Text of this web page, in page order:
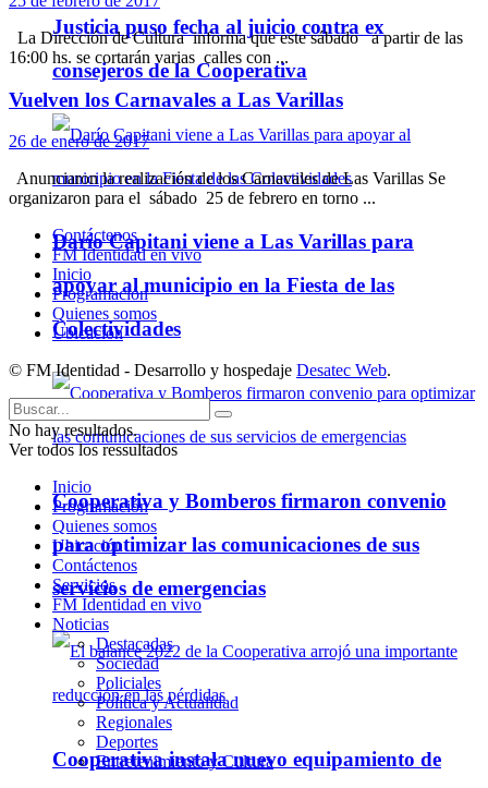
Justicia puso fecha al juicio contra ex
consejeros de la Cooperativa
Darío Capitani viene a Las Varillas para
apoyar al municipio en la Fiesta de las
Colectividades
Cooperativa y Bomberos firmaron convenio
para optimizar las comunicaciones de sus
servicios de emergencias
Cooperativa instala nuevo equipamiento de
La Dirección de Cultura informa que este sábado a partir de las
16:00 hs. se cortarán varias calles con ...
Vuelven los Carnavales a Las Varillas
26 de enero de 2017
Anunciaron la realización de los Carnavales de Las Varillas Se
organizaron para el sábado 25 de febrero en torno ...
Contáctenos
FM Identidad en vivo
Inicio
Programación
Quienes somos
Ubicación
© FM Identidad - Desarrollo y hospedaje Desatec Web.
No hay resultados.
Ver todos los ressultados
Inicio
Programación
Quienes somos
Ubicación
Contáctenos
Servicios
FM Identidad en vivo
Noticias
Destacadas
Sociedad
Policiales
Política y Actualidad
Regionales
Deportes
Entretenimiento y Cultura